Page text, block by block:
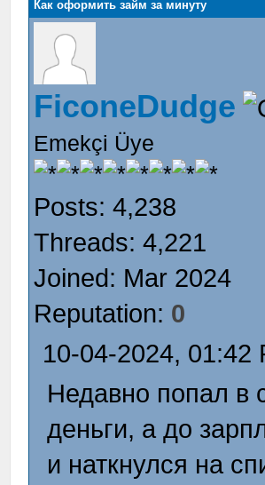
Как оформить займ за минуту
FiconeDudge
Emekçi Üye
Posts: 4,238
Threads: 4,221
Joined: Mar 2024
Reputation: 0
10-04-2024, 01:42
Недавно попал в
деньги, а до
и наткнулся на